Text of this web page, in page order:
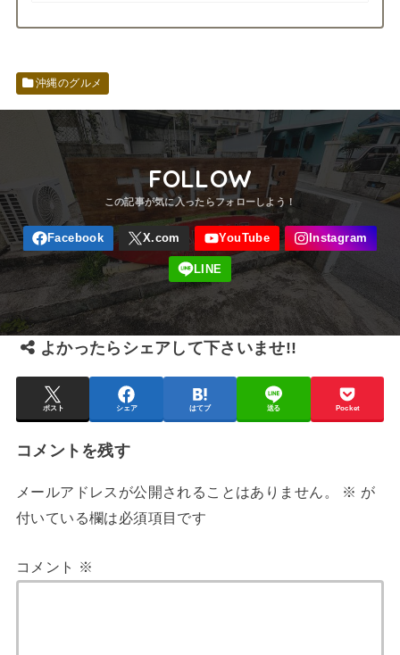
沖縄のグルメ
FOLLOW
よかったらシェアして下さいませ!!
ポスト シェア はてブ 送る Pocket
コメントを残す
メールアドレスが公開されることはありません。 ※ が
付いている欄は必須項目です
コメント ※